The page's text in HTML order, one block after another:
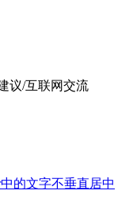
议/互联网交流
的文字不垂直居中